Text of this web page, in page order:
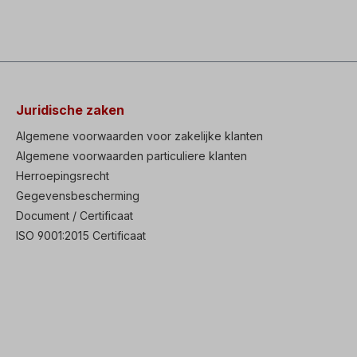
Juridische zaken
Algemene voorwaarden voor zakelijke klanten
Algemene voorwaarden particuliere klanten
Herroepingsrecht
Gegevensbescherming
Document / Certificaat
ISO 9001:2015 Certificaat